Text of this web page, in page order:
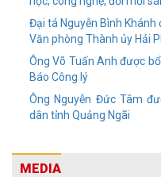
Đại tá Nguyễn Bình
Văn phòng Thành ủy Hải
Ông Võ Tuấn Anh được
Báo Công lý
Ông Nguyễn Đức Tâm
dân tỉnh Quảng Ngãi
MEDIA